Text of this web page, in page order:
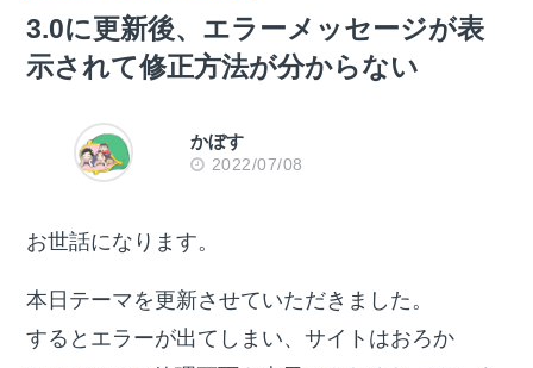
3.0に更新後、エラーメッセージが表
示されて修正方法が分からない
かぼす
2022/07/08
お世話になります。
本日テーマを更新させていただきました。
するとエラーが出てしまい、サイトはおろか